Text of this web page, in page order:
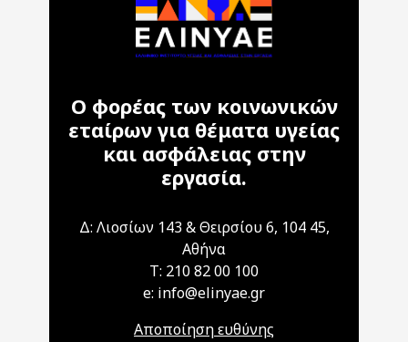
Ο φορέας των κοινωνικών
εταίρων για θέματα υγείας
και ασφάλειας στην
εργασία.
Δ: Λιοσίων 143 & Θειρσίου 6, 104 45,
Αθήνα
T: 210 82 00 100
e: info@elinyae.gr
Αποποίηση ευθύνης